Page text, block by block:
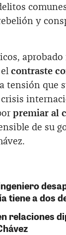
y
contraste
tensión que
premiar al
de su
tiene a dos
relaciones